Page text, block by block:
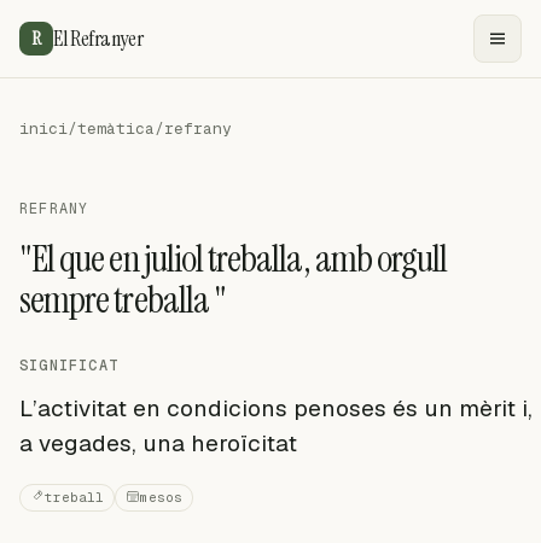
R El Refranyer
inici/temàtica/refrany
REFRANY
"El que en juliol treballa, amb orgull
sempre treballa "
SIGNIFICAT
L’activitat en condicions penoses és un mèrit i,
a vegades, una heroïcitat
treball mesos